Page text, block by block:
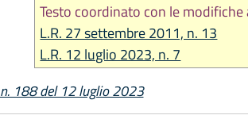
Testo coordinato con le modifiche
L.R. 27 settembre 2011, n. 13
L.R. 12 luglio 2023, n. 7
188 del 12 luglio 2023